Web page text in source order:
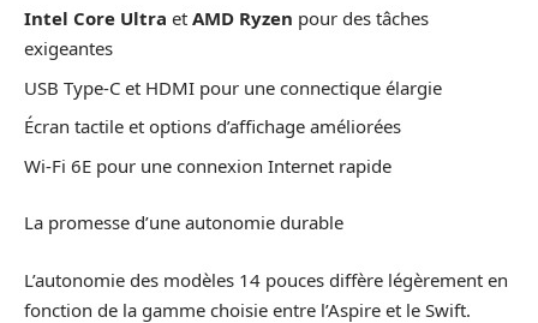
Intel Core Ultra et AMD Ryzen pour des tâches
exigeantes
USB Type-C et HDMI pour une connectique élargie
Écran tactile et options d’affichage améliorées
Wi-Fi 6E pour une connexion Internet rapide
La promesse d’une autonomie durable
L’autonomie des modèles 14 pouces diffère légèrement en
fonction de la gamme choisie entre l’Aspire et le Swift.